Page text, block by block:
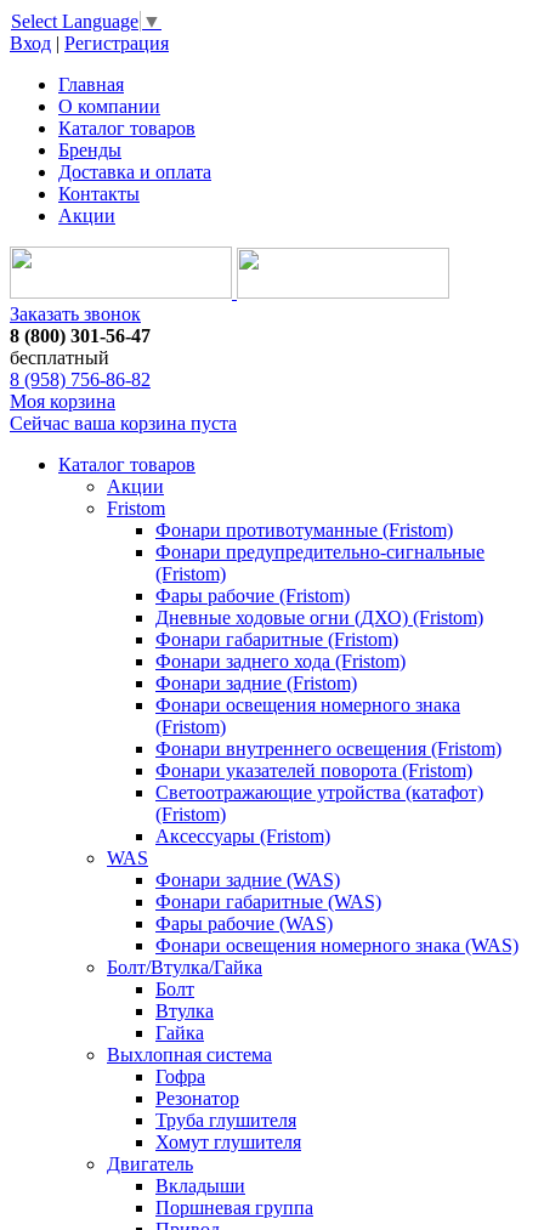
Select Language ▼
Вход | Регистрация
Главная
О компании
Каталог товаров
Бренды
Доставка и оплата
Контакты
Акции
Заказать звонок
8 (800) 301-56-47
бесплатный
8 (958) 756-86-82
Моя корзина
Сейчас ваша корзина пуста
Каталог товаров
Акции
Fristom
Фонари противотуманные (Fristom)
Фонари предупредительно-сигнальные
(Fristom)
Фары рабочие (Fristom)
Дневные ходовые огни (ДХО) (Fristom)
Фонари габаритные (Fristom)
Фонари заднего хода (Fristom)
Фонари задние (Fristom)
Фонари освещения номерного знака
(Fristom)
Фонари внутреннего освещения (Fristom)
Фонари указателей поворота (Fristom)
Светоотражающие утройства (катафот)
(Fristom)
Аксессуары (Fristom)
WAS
Фонари задние (WAS)
Фонари габаритные (WAS)
Фары рабочие (WAS)
Фонари освещения номерного знака (WAS)
Болт/Втулка/Гайка
Болт
Втулка
Гайка
Выхлопная система
Гофра
Резонатор
Труба глушителя
Хомут глушителя
Двигатель
Вкладыши
Поршневая группа